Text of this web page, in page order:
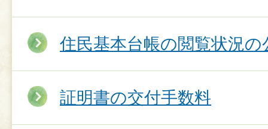
住民基本台帳の閲覧状況の
証明書の交付手数料